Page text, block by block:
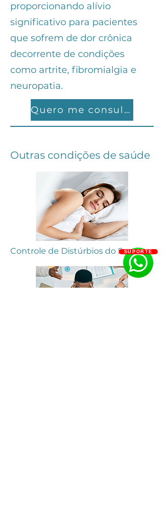
proporcionando alívio
significativo para pacientes
que sofrem de dor crônica
decorrente de condições
como artrite, fibromialgia e
neuropatia.
Quero me consultar
Outras condições de saúde
Controle de Distúrbios do SonoSUPORTE